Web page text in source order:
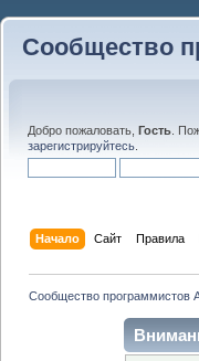
Сообщество
Добро пожаловать, Гость .
зарегистрируйтесь
Начало Сайт Правила
Сообщество программистов